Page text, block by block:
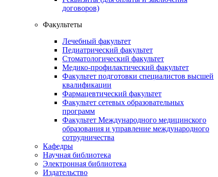
договоров)
Факультеты
Лечебный факультет
Педиатрический факультет
Стоматологический факультет
Медико-профилактический факультет
Факультет подготовки специалистов высшей
квалификации
Фармацевтический факультет
Факультет сетевых образовательных
программ
Факультет Международного медицинского
образования и управление международного
сотрудничества
Кафедры
Научная библиотека
Электронная библиотека
Издательство